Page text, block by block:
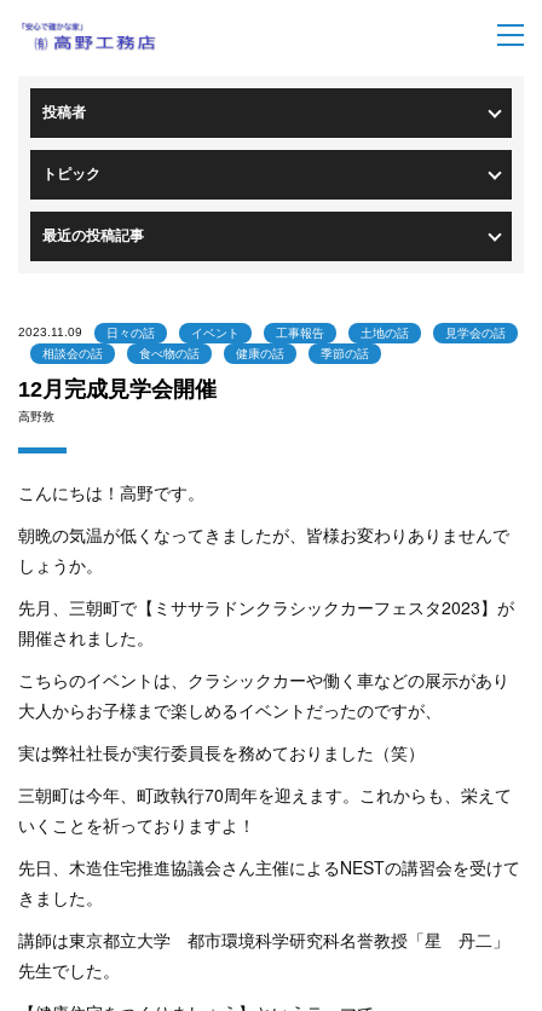
投稿者
トピック
最近の投稿記事
2023.11.09 日々の話 イベント 工事報告 土地の話
見学会の話
相談会の話
食べ物の話 健康の話 季節の話
12月完成見学会開催
高野敦
こんにちは！高野です。
朝晩の気温が低くなってきましたが、皆様お変わりありませんで
しょうか。
先月、三朝町で【ミササラドンクラシックカーフェスタ2023】が
開催されました。
こちらのイベントは、クラシックカーや働く車などの展示があり
大人からお子様まで楽しめるイベントだったのですが、
実は弊社社長が実行委員長を務めておりました（笑）
三朝町は今年、町政執行70周年を迎えます。これからも、栄えて
いくことを祈っておりますよ！
先日、木造住宅推進協議会さん主催によるNESTの講習会を受けて
きました。
講師は東京都立大学 都市環境科学研究科名誉教授「星 丹二」
先生でした。